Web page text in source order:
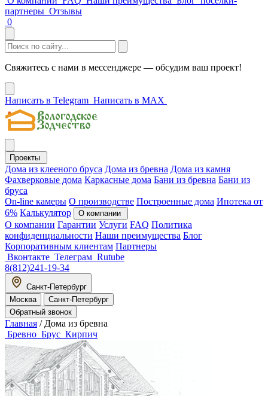
партнеры Отзывы
0
Свяжитесь с нами в мессенджере — обсудим ваш проект!
Написать в Telegram Написать в MAX
Проекты
Дома из клееного бруса Дома из бревна Дома из камня
Фахверковые дома Каркасные дома Бани из бревна Бани из
бруса
On-line камеры О производстве Построенные дома Ипотека от
6% Калькулятор О компании
О компании Гарантии Услуги FAQ Политика
конфиденциальности Наши преимущества Блог
Корпоративным клиентам Партнеры
Вконтакте Телеграм Rutube
8(812)241-19-34
Санкт-Петербург
Москва
Санкт-Петербург
Обратный звонок
Главная / Дома из бревна
Бревно Брус Кирпич